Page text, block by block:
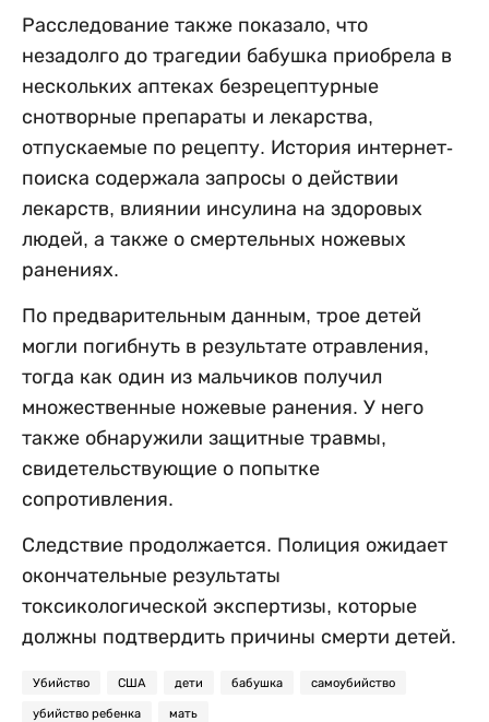
Расследование также показало, что
незадолго до трагедии бабушка приобрела в
нескольких аптеках безрецептурные
снотворные препараты и лекарства,
отпускаемые по рецепту. История интернет-
поиска содержала запросы о действии
лекарств, влиянии инсулина на здоровых
людей, а также о смертельных ножевых
ранениях.
По предварительным данным, трое детей
могли погибнуть в результате отравления,
тогда как один из мальчиков получил
множественные ножевые ранения. У него
также обнаружили защитные травмы,
свидетельствующие о попытке
сопротивления.
Следствие продолжается. Полиция ожидает
окончательные результаты
токсикологической экспертизы, которые
должны подтвердить причины смерти детей.
Убийство США дети бабушка самоубийство
убийство ребенка мать